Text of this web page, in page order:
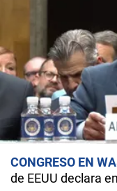
CONGRESO EN
de EEUU declara